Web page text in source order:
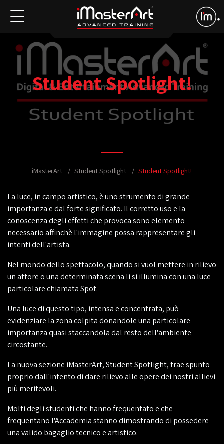
Student Spotlight!
iMasterArt Student Spotlight Student Spotlight!
La luce, in campo artistico, è uno strumento di grande
importanza e dal forte significato. Il corretto uso e la
conoscenza degli effetti che provoca sono elemento
necessario affinchè l'immagine possa rappresentare gli
intenti dell'artista.
Nel mondo dello spettacolo, quando si vuol mettere in rilievo
un attore o una determinata scena li si illumina con una luce
particolare chiamata Spot.
Una luce di questo tipo, intensa e concentrata, può
evidenziare la zona colpita donandole una particolare
importanza quasi staccandola dal resto dell'ambiente
circostante.
La nuova sezione iMasterArt, Student Spotlight, trae spunto
proprio dall'intento di dare rilievo alle opere dei nostri allievi
più meritevoli.
Molti degli studenti che hanno frequentato e che
frequentano l'Accademia stanno dimostrando di possedere
una valido bagaglio tecnico e artistico.